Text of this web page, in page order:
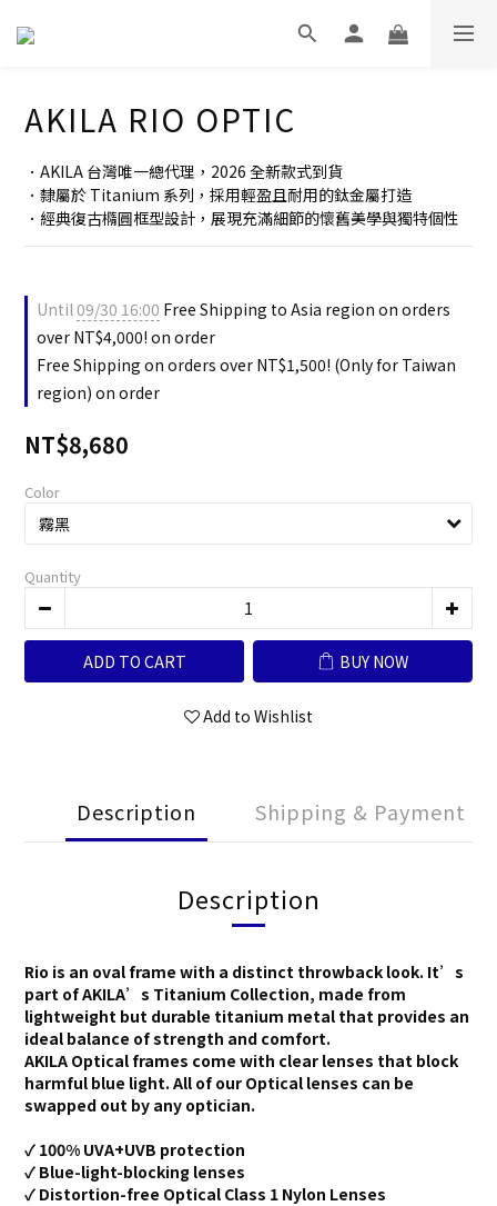
AKILA RIO OPTIC
．AKILA 台灣唯一總代理，2026 全新款式到貨
．隸屬於 Titanium 系列，採用輕盈且耐用的鈦金屬打造
．經典復古橢圓框型設計，展現充滿細節的懷舊美學與獨特個性
Until09/30 16:00 Free Shipping to Asia region on orders
over NT$4,000! on order
Free Shipping on orders over NT$1,500! (Only for Taiwan
region) on order
NT$8,680
Color
Quantity
ADD TO CART BUY NOW
Add to Wishlist
Description Shipping & Payment
Description
Rio is an oval frame with a distinct throwback look. It’s
part of AKILA’s Titanium Collection, made from
lightweight but durable titanium metal that provides an
ideal balance of strength and comfort.
AKILA Optical frames come with clear lenses that block
harmful blue light. All of our Optical lenses can be
swapped out by any optician.
✓ 100% UVA+UVB protection
✓ Blue-light-blocking lenses
✓ Distortion-free Optical Class 1 Nylon Lenses